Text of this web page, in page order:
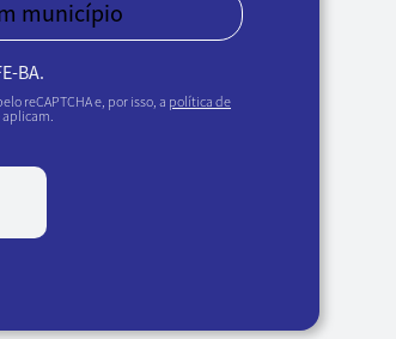
BA.
reCAPTCHA e, por isso, a política de
aplicam.